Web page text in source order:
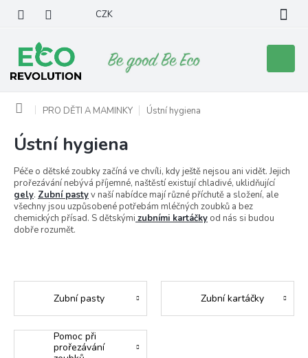
obsah
CZK
košík
Domů PRO DĚTI A MAMINKY Ústní hygiena
Ústní hygiena
Péče o dětské zoubky začíná ve chvíli, kdy ještě nejsou ani vidět. Jejich
prořezávání nebývá příjemné, naštěstí existují chladivé, uklidňující
gely. Zubní pastyv naší nabídce mají různé příchutě a složení, ale
všechny jsou uzpůsobené potřebám mléčných zoubků a bez
chemických přísad. S dětskými zubními kartáčky od nás si budou
dobře rozumět.
Zubní pasty Zubní kartáčky
Pomoc při
prořezávání